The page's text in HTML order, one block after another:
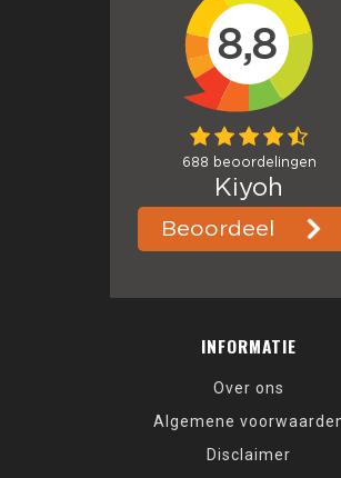
INFORMATIE
Over ons
Algemene
Disclaimer